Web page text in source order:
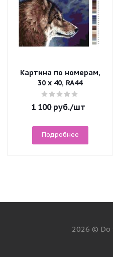
Картина по номерам,
30 x 40, RA44
1 100руб./шт
Подробнее
2026 © Do